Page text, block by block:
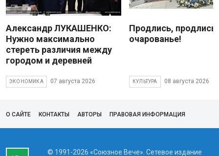
Александр ЛУКАШЕНКО:
Нужно максимально
стереть различия между
городом и деревней
ЭКОНОМИКА 07 августа 2026
Продлись, продлись
очарованье!
КУЛЬТУРА 08 августа 2026
О САЙТЕ КОНТАКТЫ АВТОРЫ ПРАВОВАЯ ИНФОРМАЦИЯ
© 1991-2026 «Союзное Вече». Сетевое издание